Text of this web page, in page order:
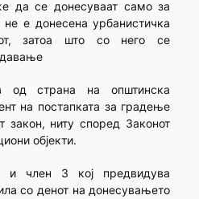
да се донесуваат само за
е донесена урбанистичка
затоа што со него се
од страна на општинска
на постапката за градење
закон, ниту според Законот
објекти.
и член 3 кој предвидува
со денот на донесувањето